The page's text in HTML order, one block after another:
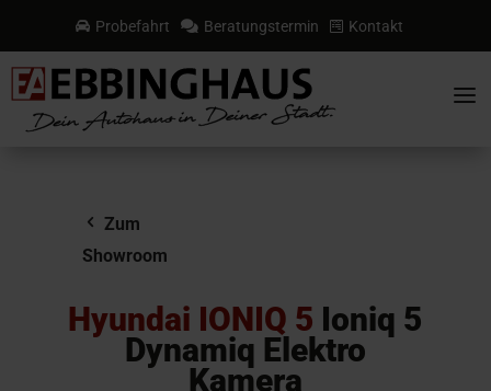
 Probefahrt  Beratungstermin  Kontakt
a
Zum
Showroom
Hyundai IONIQ 5 Ioniq 5
Dynamiq Elektro
Kamera